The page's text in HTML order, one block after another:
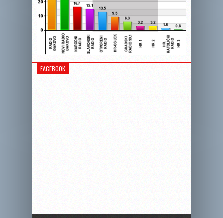
FACEBOOK